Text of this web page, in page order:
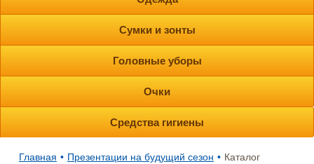
Сумки и зонты
Головные уборы
Очки
Средства гигиены
Главная • Презентации на будущий сезон • Каталог